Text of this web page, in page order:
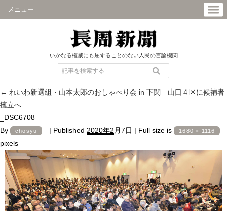
メニュー
いかなる権威にも屈することのない人民の言論機関
← れいわ新選組・山本太郎のおしゃべり会 in 下関 山口４区に候補者
擁立へ
_DSC6708
By
chosyu | Published 2020年2月7日 | Full size is 1680 × 1116
pixels